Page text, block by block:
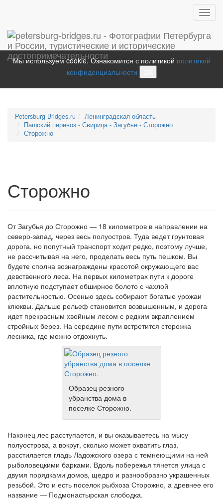
Мы используем cookie. Ознакомится с политикой политикой
конфиденциальности
Petersburg-Bridges.ru
Ленинградская область
Пашский перевоз - Свирица - Загубье - Сторожно
Сторожно
Сторожно
От Загубья до Сторожно — 18 километров в направлении на
северо-запад, через весь полуостров. Туда ведет грунтовая
дорога, но попутный транспорт ходит редко, поэтому лучше,
не рассчитывая на него, проделать весь путь пешком. Вы
будете сполна вознаграждены красотой окружающего вас
девственного леса. На первых километрах пути к дороге
вплотную подступает обширное болото с чахлой
растительностью. Осенью здесь собирают богатые урожаи
клюквы. Дальше рельеф становится возвышенным, и дорога
идет прекрасным хвойным лесом с редким вкраплением
стройных берез. На середине пути встретится сторожка
лесника, где можно отдохнуть.
Образец резного
убранства дома в
поселке Сторожно.
Наконец лес расступается, и вы оказываетесь на мысу
полуострова, а вокруг, сколько может охватить глаз,
расстилается гладь Ладожского озера с темнеющими на ней
рыболовецкими барками. Вдоль побережья тянется улица с
двумя порядками домов, щедро и разнообразно украшенных
резьбой. Это и есть поселок рыбхоза Сторожно, а древнее его
название — Подмонастырская слободка.